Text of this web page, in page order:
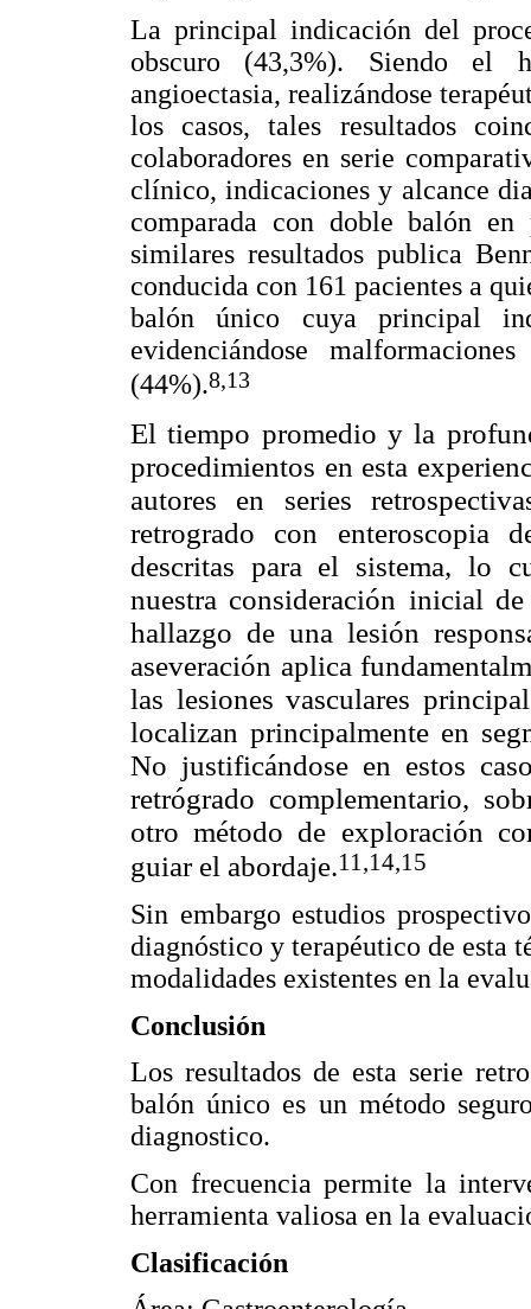
La principal indicación del
obscuro (43,3%). Siendo el
angioectasia, realizándose
los casos, tales resultados
colaboradores en serie
clínico, indicaciones y alcance
comparada con doble balón en
similares resultados publica
conducida con 161 pacientes a
balón único cuya principal
evidenciándose
(44%).8,13
El tiempo promedio y la
procedimientos en esta
autores en series
retrogrado con enteroscopia
descritas para el sistema, lo
nuestra consideración inicial
hallazgo de una lesión
aseveración aplica
las lesiones vasculares
localizan principalmente en
No justificándose en estos
retrógrado complementario,
otro método de exploración
guiar el abordaje.11,14,15
Sin embargo estudios
diagnóstico y terapéutico de esta
modalidades existentes en la
Conclusión
Los resultados de esta serie
balón único es un método
diagnostico.
Con frecuencia permite la
herramienta valiosa en la
Clasificación